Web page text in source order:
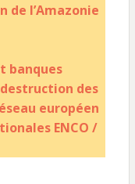
l’Amazonie
banques
des
européen
ENCO /